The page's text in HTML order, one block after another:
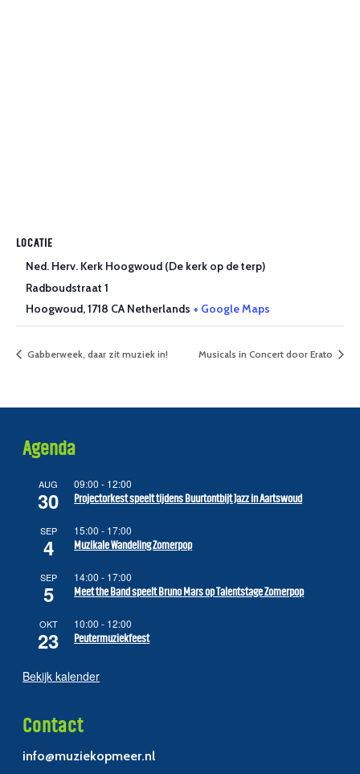
LOCATIE
Ned. Herv. Kerk Hoogwoud (De kerk op de terp)
Radboudstraat 1
Hoogwoud,1718 CA Netherlands + Google Maps
Gabberweek, daar zit muziek in! Musicals in Concert door Erato
Agenda
AUG
30
09:00 - 12:00
Projectorkest speelt tijdens Buurtontbijt Jazz in Aartswoud
SEP
4
15:00 - 17:00
Muzikale Wandeling Zomerpop
SEP
5
14:00 - 17:00
Meet the Band speelt Bruno Mars op Talentstage Zomerpop
OKT
23
10:00 - 12:00
Peutermuziekfeest
Bekijk kalender
Contact
info@muziekopmeer.nl